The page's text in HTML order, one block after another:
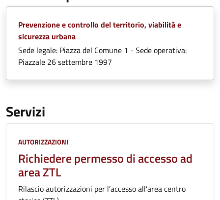
Prevenzione e controllo del territorio, viabilità e
sicurezza urbana
Sede legale: Piazza del Comune 1 - Sede operativa:
Piazzale 26 settembre 1997
Servizi
Categoria:
AUTORIZZAZIONI
Richiedere permesso di accesso ad
area ZTL
Rilascio autorizzazioni per l’accesso all’area centro